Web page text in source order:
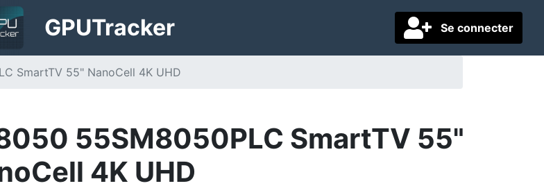
Se connecter
GPUTracker
SmartTV 55" NanoCell 4K UHD
55SM8050PLC SmartTV 55"
4K UHD